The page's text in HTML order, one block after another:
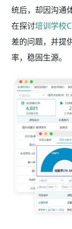
统后，却因沟通
在探讨培训学校
差的问题，并提
率，稳固生源。